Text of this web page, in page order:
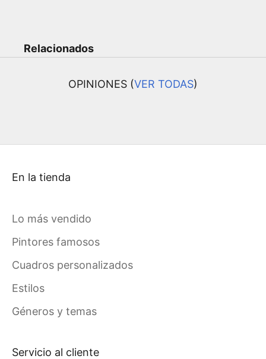
Relacionados
OPINIONES (VER TODAS)
En la tienda
Lo más vendido
Pintores famosos
Cuadros personalizados
Estilos
Géneros y temas
Servicio al cliente